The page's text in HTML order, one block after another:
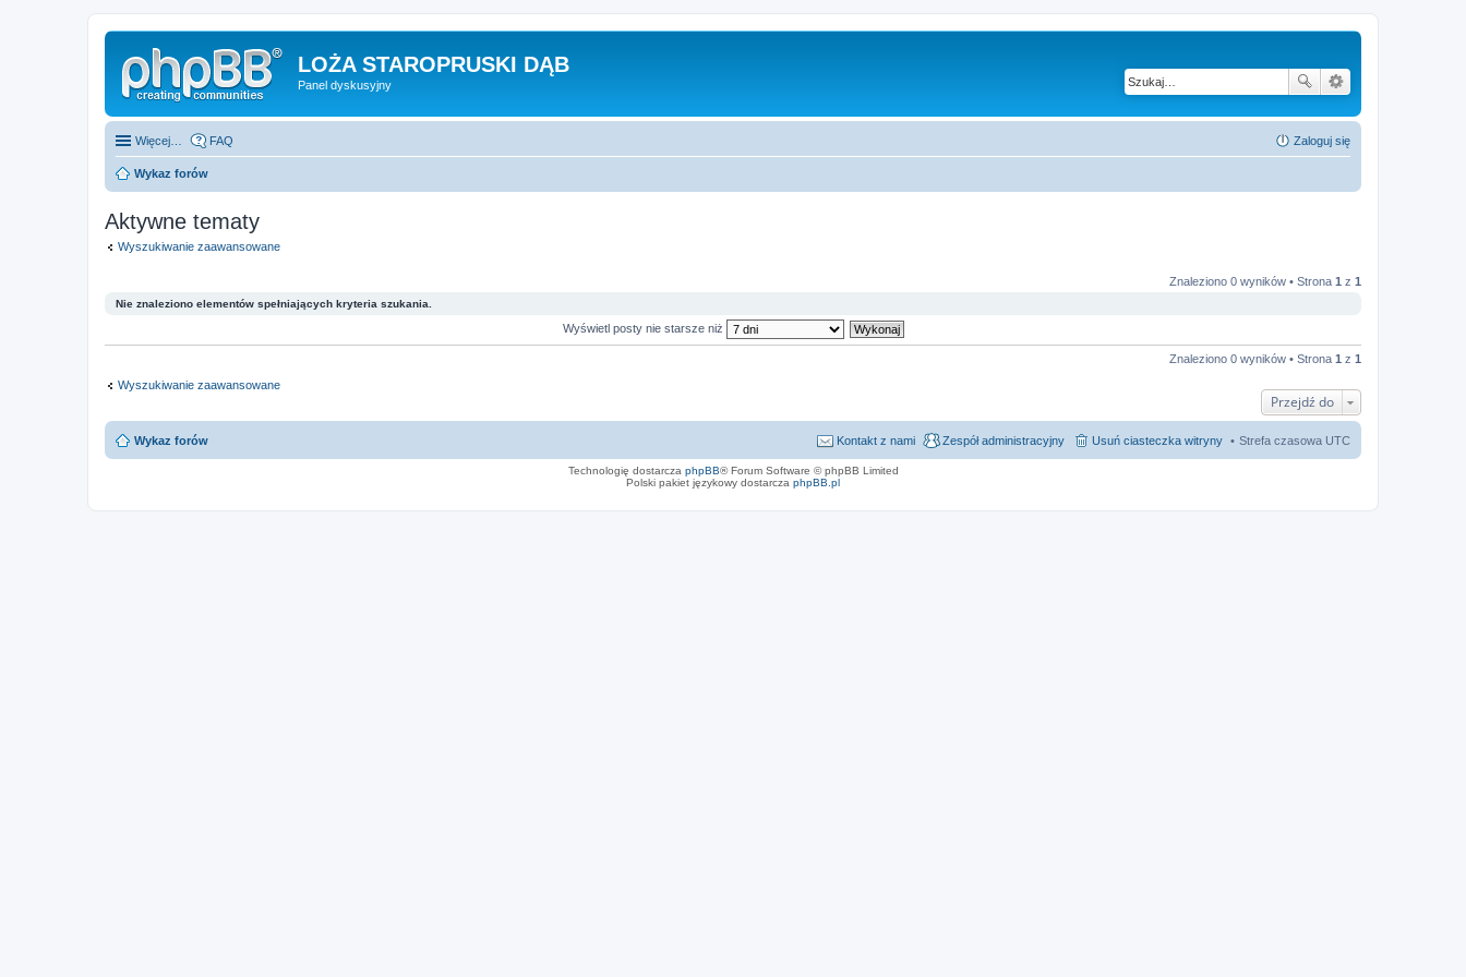
LOŻA STAROPRUSKI DĄB
Panel dyskusyjny
Więcej… FAQ Zaloguj się
Wykaz forów
Aktywne tematy
Wyszukiwanie zaawansowane
Znaleziono 0 wyników • Strona 1 z 1
Nie znaleziono elementów spełniających kryteria szukania.
Wyświetl posty nie starsze niż
Znaleziono 0 wyników • Strona 1 z 1
Wyszukiwanie zaawansowane
Przejdź do
Wykaz forów Strefa czasowa UTC
Usuń ciasteczka witryny
Zespół administracyjny
Kontakt z nami
Technologię dostarcza phpBB® Forum Software © phpBB Limited
Polski pakiet językowy dostarcza phpBB.pl